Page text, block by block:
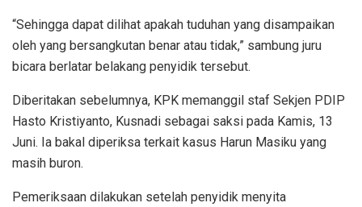
“Sehingga dapat dilihat apakah tuduhan yang disampaikan
oleh yang bersangkutan benar atau tidak,” sambung juru
bicara berlatar belakang penyidik tersebut.
Diberitakan sebelumnya, KPK memanggil staf Sekjen PDIP
Hasto Kristiyanto, Kusnadi sebagai saksi pada Kamis, 13
Juni. Ia bakal diperiksa terkait kasus Harun Masiku yang
masih buron.
Pemeriksaan dilakukan setelah penyidik menyita